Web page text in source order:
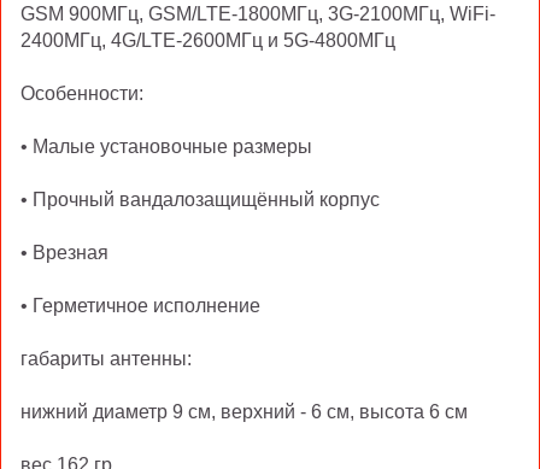
GSM 900МГц, GSM/LTE-1800МГц, 3G-2100МГц, WiFi-
2400МГц, 4G/LTE-2600МГц и 5G-4800МГц
Особенности:
• Малые установочные размеры
• Прочный вандалозащищённый корпус
• Врезная
• Герметичное исполнение
габариты антенны:
нижний диаметр 9 см, верхний - 6 см, высота 6 см